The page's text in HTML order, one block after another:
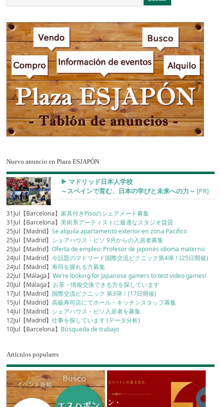
Nuevo anuncio en Plaza ESJAPÓN
▶︎ マドリッド日本人学校
～スペインで育む、日本の学びと未来への力～ [PR]
31Jul【Barcelona】家具付きPisoのシェアメート募集
31Jul【Barcelona】美術系アーティストに最適なスタジオ賃貸
25Jul【Madrid】Se alquila apartamento exterior en zona Pacifico
25Jul【Madrid】 シェアハウス・ピソ 9月からの入居者募集
25Jul【Madrid】Oferta de empleo: Profesor de japonés idioma materno
24Jul【Madrid】今話題のマドリード国際交流ピクニック第4弾！(25日開催)
24Jul【Madrid】寿司を握れる方募集
22Jul【Málaga】We’re looking for Japanese gamers to test video games!
20Jul【Málaga】 お茶・情報交換できる方を探しています
17Jul【Madrid】 国際交流ピクニック 第3弾！(17日開催)
15Jul【Madrid】高級寿司店にてホール・キッチンスタッフ募集
14Jul【Madrid】 シェアハウス・ピソ入居者を募集
12Jul【Madrid】仕事を探しています (データ分析)
10Jul【Barcelona】 Búsqueda de trabajo
Artículos populares